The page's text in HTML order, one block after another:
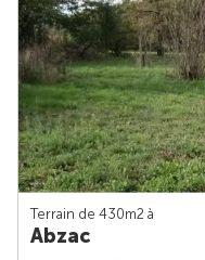
Terrain de 430m2 à
Abzac